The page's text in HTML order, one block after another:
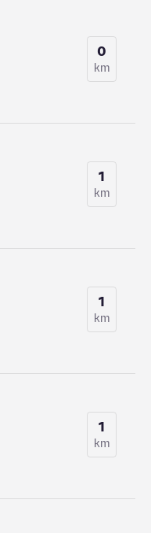
0
km
1
km
1
km
1
km